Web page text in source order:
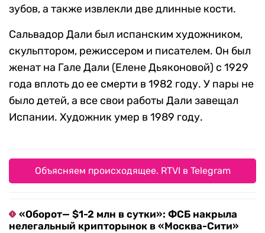
зубов, а также извлекли две длинные кости.
Сальвадор Дали был испанским художником,
скульптором, режиссером и писателем. Он был
женат на Гале Дали (Елене Дьяконовой) с 1929
года вплоть до ее смерти в 1982 году. У пары не
было детей, а все свои работы Дали завещал
Испании. Художник умер в 1989 году.
Объясняем происходящее. RTVI в Telegram
«Оборот— $1-2 млн в сутки»: ФСБ накрыла
нелегальный крипторынок в «Москва-Сити»